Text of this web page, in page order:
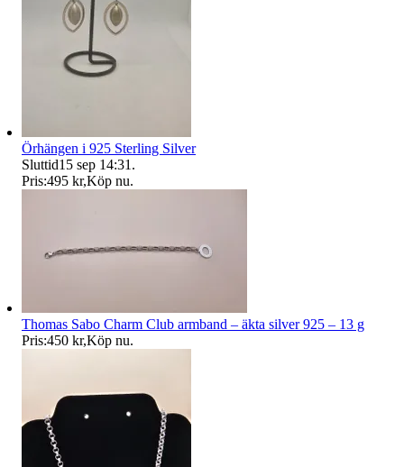
Örhängen i 925 Sterling Silver
Sluttid15 sep 14:31 .
Pris:495 kr,Köp nu.
Thomas Sabo Charm Club armband – äkta silver 925 – 13 g
Pris:450 kr,Köp nu.